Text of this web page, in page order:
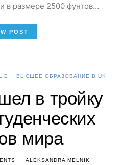
в размере 2500 фунтов…
POST
ВЫСШЕЕ ОБРАЗОВАНИЕ В UK
в тройку
мира
ALEKSANDRA MELNIK